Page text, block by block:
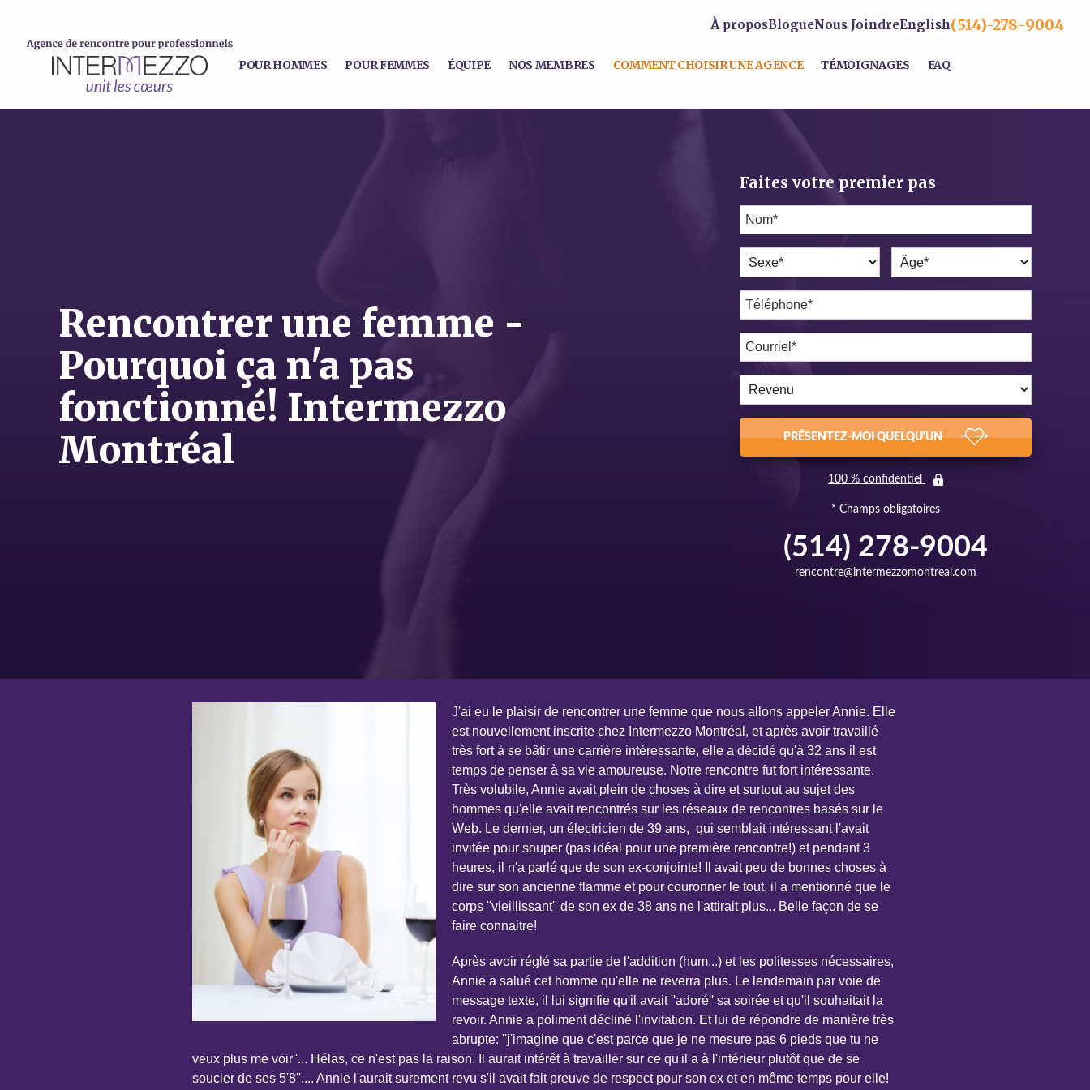
À proposBlogueNous JoindreEnglish(514)-278-9004
POUR HOMMES POUR FEMMES ÉQUIPE NOS MEMBRES COMMENT CHOISIR UNE AGENCE TÉMOIGNAGES FAQ
Rencontrer une femme -
Pourquoi ça n'a pas
fonctionné! Intermezzo
Montréal
Faites votre premier pas
PRÉSENTEZ-MOI QUELQU'UN
100 % confidentiel
* Champs obligatoires
(514) 278-9004
rencontre@intermezzomontreal.com
J'ai eu le plaisir de rencontrer une femme que nous allons appeler Annie. Elle
est nouvellement inscrite chez Intermezzo Montréal, et après avoir travaillé
très fort à se bâtir une carrière intéressante, elle a décidé qu'à 32 ans il est
temps de penser à sa vie amoureuse. Notre rencontre fut fort intéressante.
Très volubile, Annie avait plein de choses à dire et surtout au sujet des
hommes qu'elle avait rencontrés sur les réseaux de rencontres basés sur le
Web. Le dernier, un électricien de 39 ans, qui semblait intéressant l'avait
invitée pour souper (pas idéal pour une première rencontre!) et pendant 3
heures, il n'a parlé que de son ex-conjointe! Il avait peu de bonnes choses à
dire sur son ancienne flamme et pour couronner le tout, il a mentionné que le
corps ''vieillissant'' de son ex de 38 ans ne l'attirait plus... Belle façon de se
faire connaitre!
Après avoir réglé sa partie de l'addition (hum...) et les politesses nécessaires,
Annie a salué cet homme qu'elle ne reverra plus. Le lendemain par voie de
message texte, il lui signifie qu'il avait ''adoré'' sa soirée et qu'il souhaitait la
revoir. Annie a poliment décliné l'invitation. Et lui de répondre de manière très
abrupte: ''j'imagine que c'est parce que je ne mesure pas 6 pieds que tu ne
veux plus me voir''... Hélas, ce n'est pas la raison. Il aurait intérêt à travailler sur ce qu'il a à l'intérieur plutôt que de se
soucier de ses 5'8''.... Annie l'aurait surement revu s'il avait fait preuve de respect pour son ex et en même temps pour elle!